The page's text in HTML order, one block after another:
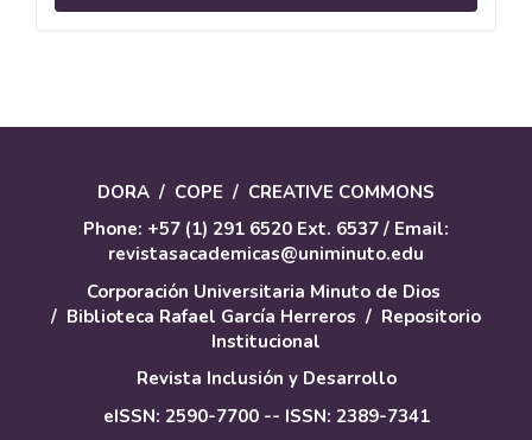
DORA / COPE / CREATIVE COMMONS
Phone: +57 (1) 291 6520 Ext. 6537 / Email:
revistasacademicas@uniminuto.edu
Corporación Universitaria Minuto de Dios
/ Biblioteca Rafael García Herreros / Repositorio
Institucional
Revista Inclusión y Desarrollo
eISSN: 2590-7700 -- ISSN: 2389-7341